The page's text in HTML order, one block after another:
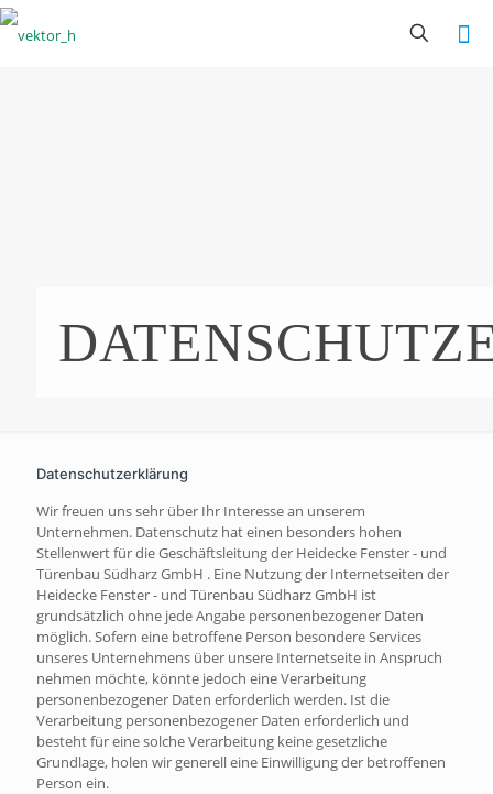
Datenschutzerklärung
Wir freuen uns sehr über Ihr Interesse an unserem
Unternehmen. Datenschutz hat einen besonders hohen
Stellenwert für die Geschäftsleitung der Heidecke Fenster - und
Türenbau Südharz GmbH . Eine Nutzung der Internetseiten der
Heidecke Fenster - und Türenbau Südharz GmbH ist
grundsätzlich ohne jede Angabe personenbezogener Daten
möglich. Sofern eine betroffene Person besondere Services
unseres Unternehmens über unsere Internetseite in Anspruch
nehmen möchte, könnte jedoch eine Verarbeitung
personenbezogener Daten erforderlich werden. Ist die
Verarbeitung personenbezogener Daten erforderlich und
besteht für eine solche Verarbeitung keine gesetzliche
Grundlage, holen wir generell eine Einwilligung der betroffenen
Person ein.